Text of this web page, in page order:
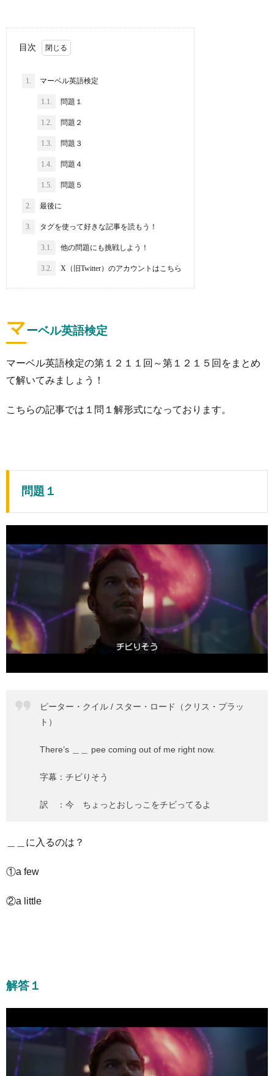
目次
1. マーベル英語検定
1.1. 問題１
1.2. 問題２
1.3. 問題３
1.4. 問題４
1.5. 問題５
2. 最後に
3. タグを使って好きな記事を読もう！
3.1. 他の問題にも挑戦しよう！
3.2. X（旧Twitter）のアカウントはこちら
マーベル英語検定
マーベル英語検定の第１２１１回～第１２１５回をまとめ
て解いてみましょう！
こちらの記事では１問１解形式になっております。
問題１
ピーター・クイル / スター・ロード（クリス・プラッ
ト）
There’s ＿＿ pee coming out of me right now.
字幕：チビりそう
訳 ：今 ちょっとおしっこをチビってるよ
＿＿に入るのは？
①a few
②a little
解答１